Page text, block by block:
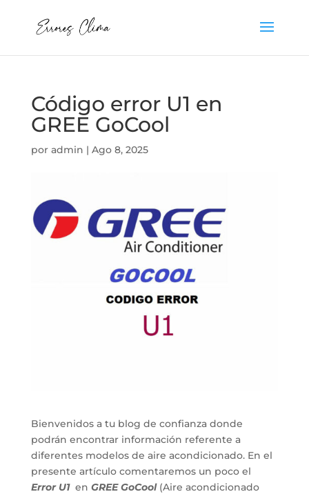
Código error U1 en
GREE GoCool
por admin | Ago 8, 2025
Bienvenidos a tu blog de confianza donde
podrán encontrar información referente a
diferentes modelos de aire acondicionado. En el
presente artículo comentaremos un poco el
Error U1en GREE GoCool(Aire acondicionado